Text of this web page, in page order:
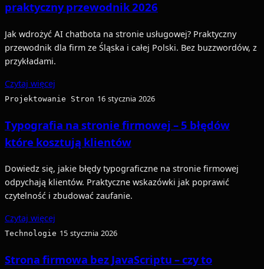
praktyczny przewodnik 2026
Jak wdrożyć AI chatbota na stronie usługowej? Praktyczny
przewodnik dla firm ze Śląska i całej Polski. Bez buzzwordów, z
przykładami.
Czytaj więcej
Projektowanie Stron 16 stycznia 2026
Typografia na stronie firmowej – 5 błędów
które kosztują klientów
Dowiedz się, jakie błędy typograficzne na stronie firmowej
odpychają klientów. Praktyczne wskazówki jak poprawić
czytelność i zbudować zaufanie.
Czytaj więcej
Technologie 15 stycznia 2026
Strona firmowa bez JavaScriptu – czy to